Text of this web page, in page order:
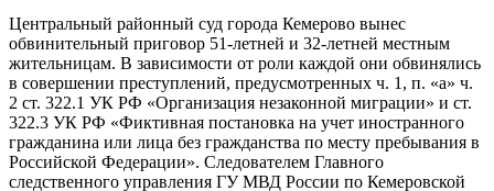
Центральный районный суд города Кемерово вынес
обвинительный приговор 51-летней и 32-летней местным
жительницам. В зависимости от роли каждой они обвинялись
в совершении преступлений, предусмотренных ч. 1, п. «а» ч.
2 ст. 322.1 УК РФ «Организация незаконной миграции» и ст.
322.3 УК РФ «Фиктивная постановка на учет иностранного
гражданина или лица без гражданства по месту пребывания в
Российской Федерации». Следователем Главного
следственного управления ГУ МВД России по Кемеровской